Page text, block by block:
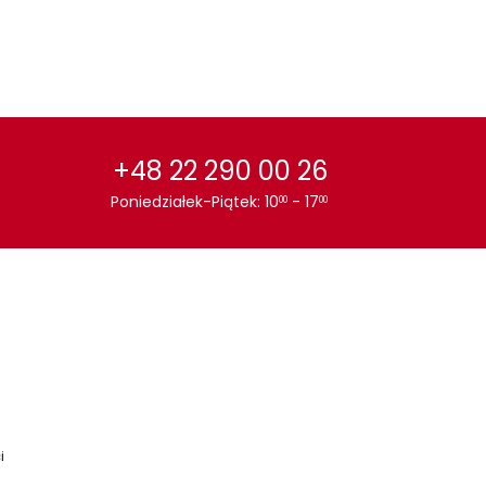
Salon
krzesła:
drewniane
tapicerowane
+48 22 290 00 26
Poniedziałek-Piątek: 1000 - 1700